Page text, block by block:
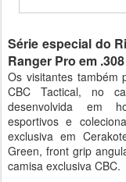
Série especial do
Ranger Pro em
Os visitantes também
CBC Tactical, no
desenvolvida em
esportivos e
exclusiva em
Green, front grip
camisa exclusiva CBC.